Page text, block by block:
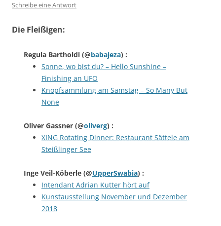
Schreibe eine Antwort
Die Fleißigen:
Regula Bartholdi (@babajeza) :
Sonne, wo bist du? – Hello Sunshine –
Finishing an UFO
Knopfsammlung am Samstag – So Many But
None
Oliver Gassner (@oliverg) :
XING Rotating Dinner: Restaurant Sättele am
Steißlinger See
Inge Veil-Köberle (@UpperSwabia) :
Intendant Adrian Kutter hört auf
Kunstausstellung November und Dezember
2018